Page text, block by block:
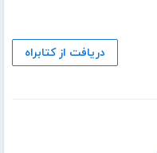
دریافت از کتابراه